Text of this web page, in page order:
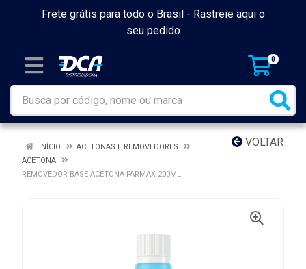
Frete grátis para todo o Brasil - Rastreie aqui o
seu pedido
0
VOLTAR
INÍCIO
ACETONAS E REMOVEDORES
ACETONA
REMOVEDOR BASE ACETONA FARMAX 200ML